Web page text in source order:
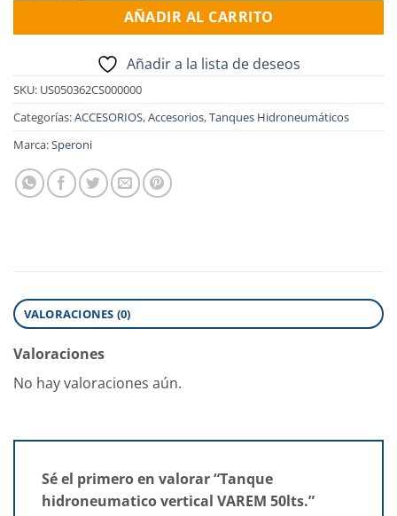
AÑADIR AL CARRITO
Añadir a la lista de deseos
SKU: US050362CS000000
Categorías:ACCESORIOS,Accesorios,Tanques Hidroneumáticos
Marca:Speroni
VALORACIONES (0)
Valoraciones
No hay valoraciones aún.
Sé el primero en valorar “Tanque
hidroneumatico vertical VAREM 50lts.”